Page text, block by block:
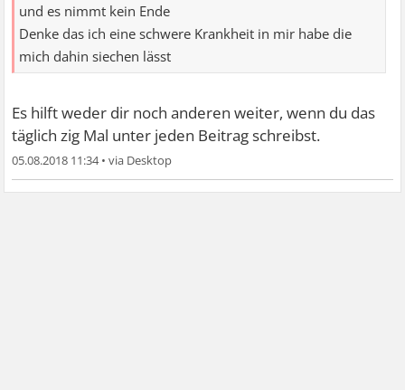
und es nimmt kein Ende
Denke das ich eine schwere Krankheit in mir habe die
mich dahin siechen lässt
Es hilft weder dir noch anderen weiter, wenn du das
täglich zig Mal unter jeden Beitrag schreibst.
05.08.2018 11:34•